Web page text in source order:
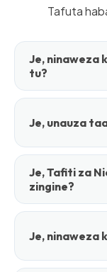
Tafuta
Je, ninaweza
tu?
Je, unauza
Je, Tafiti za
zingine?
Je, ninaweza